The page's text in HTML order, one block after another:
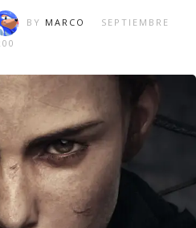
BY MARCO
SEPTIEMBRE